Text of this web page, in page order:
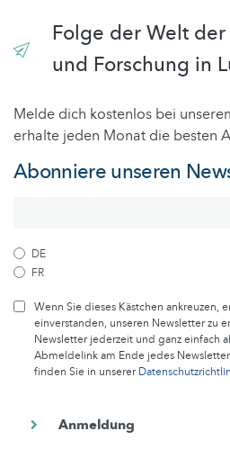
Folge der Welt
und Forschung in
Melde dich kostenlos bei
erhalte jeden Monat die besten
Abonniere unseren
DE
FR
Wenn Sie dieses Kästchen ankreuzen,
einverstanden, unseren Newsletter zu
Newsletter jederzeit und ganz einfach
Abmeldelink am Ende jedes
finden Sie in unserer